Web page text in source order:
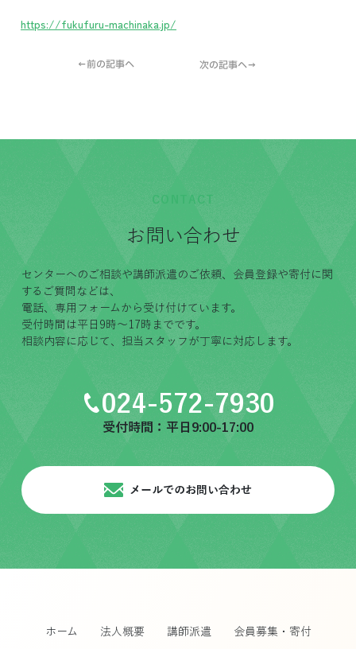
https://fukufuru-machinaka.jp/
←前の記事へ 次の記事へ→
CONTACT
お問い合わせ
センターへのご相談や講師派遣のご依頼、会員登録や寄付に関
するご質問などは、
電話、専用フォームから受け付けています。
受付時間は平日9時〜17時までです。
相談内容に応じて、担当スタッフが丁寧に対応します。
024-572-7930
受付時間：平日9:00-17:00
メールでのお問い合わせ
ホーム 法人概要 講師派遣 会員募集・寄付